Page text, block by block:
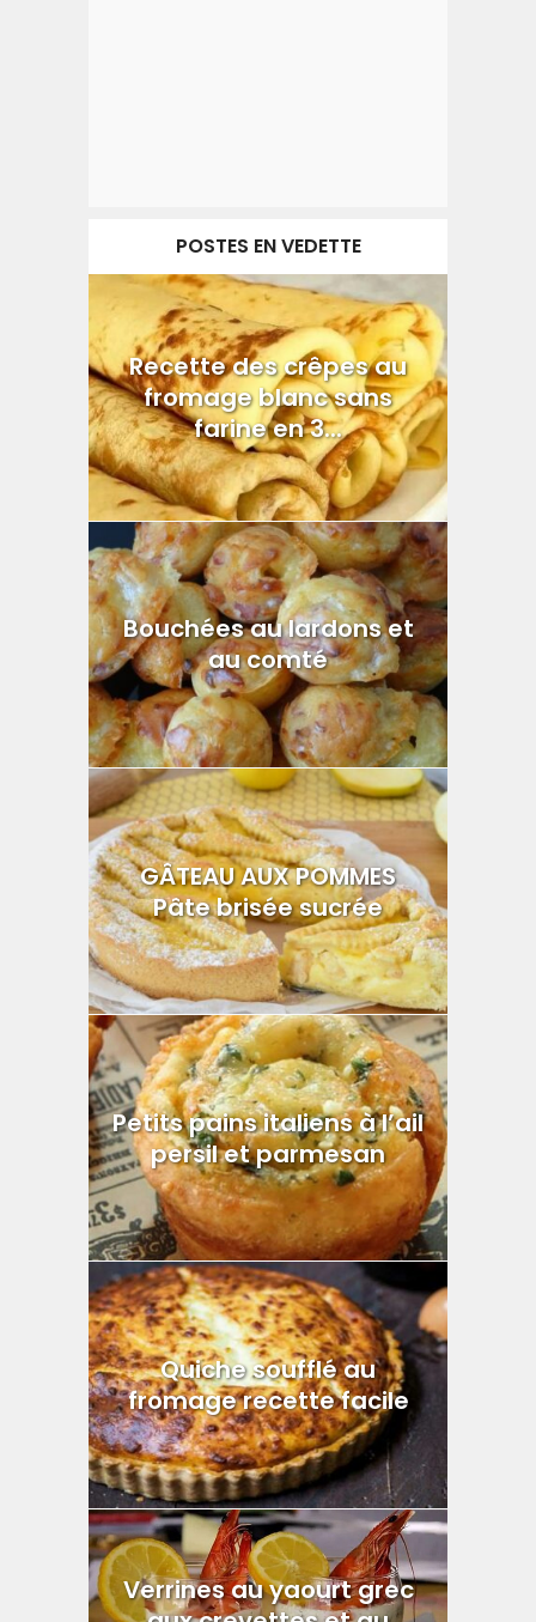
POSTES EN VEDETTE
Recette des crêpes au
fromage blanc sans
farine en 3...
Bouchées au lardons et
au comté
GÂTEAU AUX POMMES
Pâte brisée sucrée
Petits pains italiens à l’ail
persil et parmesan
Quiche soufflé au
fromage recette facile
Verrines au yaourt grec